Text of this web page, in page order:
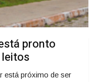
pronto
está próximo de ser